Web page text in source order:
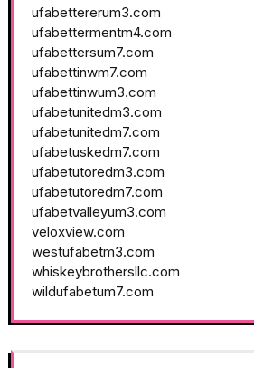
ufabettererum3.com
ufabettermentm4.com
ufabettersum7.com
ufabettinwm7.com
ufabettinwum3.com
ufabetunitedm3.com
ufabetunitedm7.com
ufabetuskedm7.com
ufabetutoredm3.com
ufabetutoredm7.com
ufabetvalleyum3.com
veloxview.com
westufabetm3.com
whiskeybrothersllc.com
wildufabetum7.com